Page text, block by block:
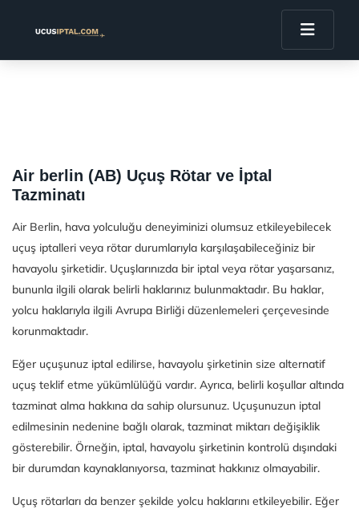
Air berlin (AB) Uçuş Rötar ve İptal
Tazminatı
Air Berlin, hava yolculuğu deneyiminizi olumsuz etkileyebilecek
uçuş iptalleri veya rötar durumlarıyla karşılaşabileceğiniz bir
havayolu şirketidir. Uçuşlarınızda bir iptal veya rötar yaşarsanız,
bununla ilgili olarak belirli haklarınız bulunmaktadır. Bu haklar,
yolcu haklarıyla ilgili Avrupa Birliği düzenlemeleri çerçevesinde
korunmaktadır.
Eğer uçuşunuz iptal edilirse, havayolu şirketinin size alternatif
uçuş teklif etme yükümlülüğü vardır. Ayrıca, belirli koşullar altında
tazminat alma hakkına da sahip olursunuz. Uçuşunuzun iptal
edilmesinin nedenine bağlı olarak, tazminat miktarı değişiklik
gösterebilir. Örneğin, iptal, havayolu şirketinin kontrolü dışındaki
bir durumdan kaynaklanıyorsa, tazminat hakkınız olmayabilir.
Uçuş rötarları da benzer şekilde yolcu haklarını etkileyebilir. Eğer